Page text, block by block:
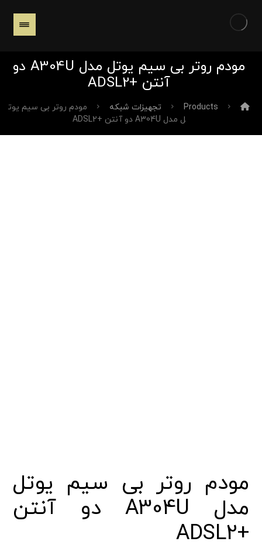
مودم روتر بی سیم یوتل مدل A304U دو
آنتن +ADSL2
Products تجهیزات شبکه
مودم روتر بی سیم یوت
ل مدل A304U دو آنتن +ADSL2
مودم روتر بی سیم یوتل
مدل A304U دو آنتن
+ADSL2